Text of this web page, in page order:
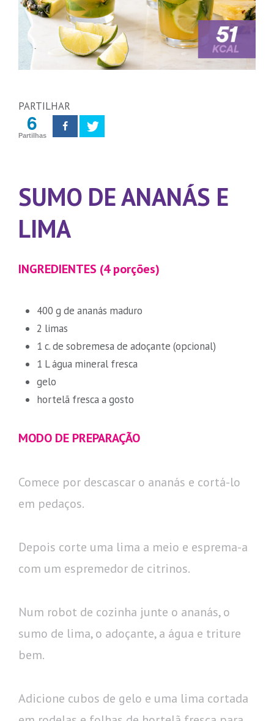
PARTILHAR
6
Partilhas
SUMO DE ANANÁS E
LIMA
INGREDIENTES (4 porções)
400 g de ananás maduro
2 limas
1 c. de sobremesa de adoçante (opcional)
1 L água mineral fresca
gelo
hortelã fresca a gosto
MODO DE PREPARAÇÃO
Comece por descascar o ananás e cortá-lo
em pedaços.
Depois corte uma lima a meio e esprema-a
com um espremedor de citrinos.
Num robot de cozinha junte o ananás, o
sumo de lima, o adoçante, a água e triture
bem.
Adicione cubos de gelo e uma lima cortada